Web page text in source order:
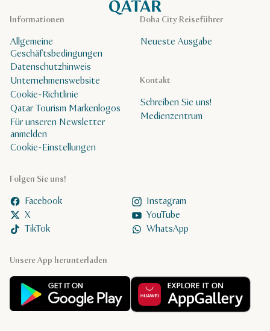
Unsere App herunterladen
Doha City Reiseführer
Neueste Ausgabe
Folgen Sie uns!
Facebook
Instagram
X
YouTube
TikTok
WhatsApp
Kontakt
Schreiben Sie uns!
Medienzentrum
Informationen
Allgemeine
Geschäftsbedingungen
Datenschutzhinweis
Unternehmenswebsite
Cookie-Richtlinie
Qatar Tourism Markenlogos
Für unseren Newsletter
anmelden
Cookie-Einstellungen